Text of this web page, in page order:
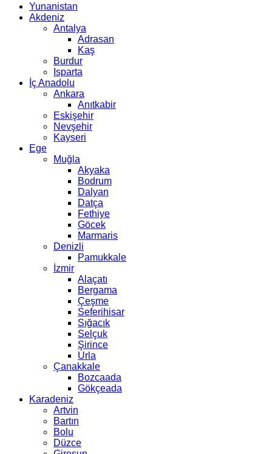
Yunanistan
Akdeniz
Antalya
Adrasan
Kaş
Burdur
Isparta
İç Anadolu
Ankara
Anıtkabir
Eskişehir
Nevşehir
Kayseri
Ege
Muğla
Akyaka
Bodrum
Dalyan
Datça
Fethiye
Göcek
Marmaris
Denizli
Pamukkale
İzmir
Alaçatı
Bergama
Çeşme
Seferihisar
Sığacık
Selçuk
Şirince
Urla
Çanakkale
Bozcaada
Gökçeada
Karadeniz
Artvin
Bartın
Bolu
Düzce